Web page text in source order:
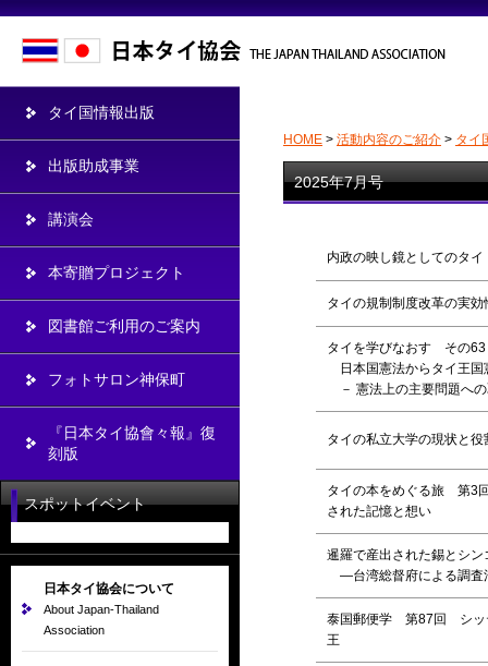
タイ国情報出版
出版助成事業
講演会
本寄贈プロジェクト
図書館ご利用のご案内
フォトサロン神保町
『日本タイ協會々報』復
刻版
スポットイベント
日本タイ協会について
About Japan-Thailand
Association
HOME > 活動内容のご紹介 > タイ
2025年7月号
内政の映し鏡としてのタ
タイの規制制度改革の実効
タイを学びなおす その63
日本国憲法からタイ王国
－ 憲法上の主要問題へ
タイの私立大学の現状と役
タイの本をめぐる旅 第3
された記憶と想い
暹羅で産出された錫とシン
―台湾総督府による調査
泰国郵便学 第87回 シッ
王